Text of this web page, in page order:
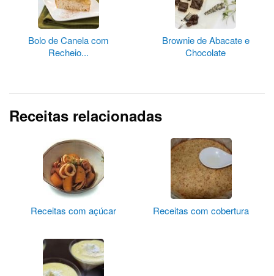
Bolo de Canela com
Recheio...
Brownie de Abacate e
Chocolate
Receitas relacionadas
Receitas com açúcar Receitas com cobertura